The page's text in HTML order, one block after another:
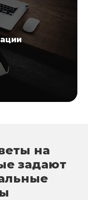
на
задают